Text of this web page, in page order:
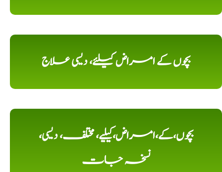
بچوں کے امراض کیلئے، دیسی علاج
بچوں،کے،امراض،کیلیے، مختلف، دیسی،
نسخہ جات